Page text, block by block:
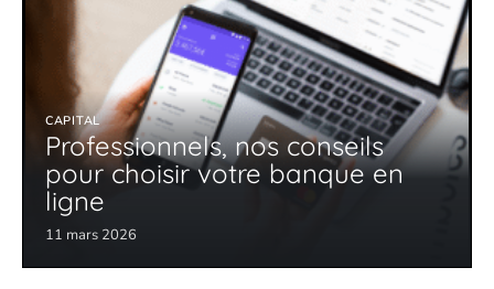
CAPITAL
Professionnels, nos conseils
pour choisir votre banque en
ligne
11 mars 2026